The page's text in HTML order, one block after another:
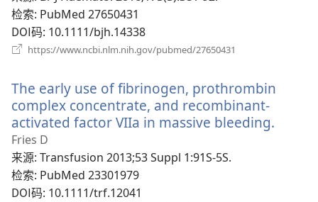
口）
检索‎: PubMed 27650431
DOI码‎: 10.1111/bjh.14338
https://www.ncbi.nlm.nih.gov/pubmed/27650431
窗
口）
The early use of fibrinogen, prothrombin
complex concentrate, and recombinant-
activated factor VIIa in massive bleeding.
Fries D
来源‎: Transfusion 2013;53 Suppl 1:91S-5S.
检索‎: PubMed 23301979
DOI码‎: 10.1111/trf.12041